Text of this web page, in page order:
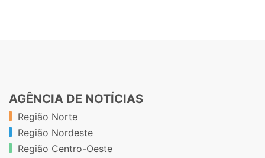
AGÊNCIA DE NOTÍCIAS
Região Norte
Região Nordeste
Região Centro-Oeste